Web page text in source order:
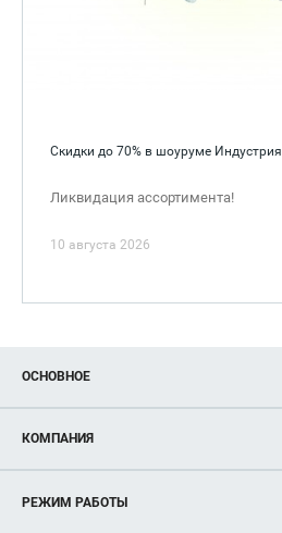
Скидки до 70% в шоуруме Индустрия
Ликвидация ассортимента!
10 августа 2026
ОСНОВНОЕ
Новости
Магазины
Услуги
КОМПАНИЯ
Рекламодателям
РЕЖИМ РАБОТЫ